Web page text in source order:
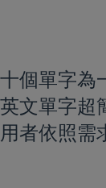
個單字為
文單字超
者依照需